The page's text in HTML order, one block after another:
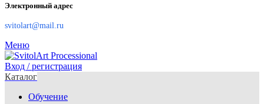
Электронный адрес
svitolart@mail.ru
Меню
Вход / регистрация
Каталог
Обучение